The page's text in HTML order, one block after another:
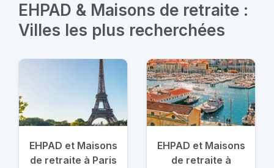
EHPAD & Maisons de retraite :
Villes les plus recherchées
EHPAD et Maisons
de retraite à Paris
EHPAD et Maisons
de retraite à